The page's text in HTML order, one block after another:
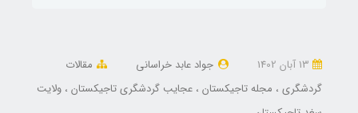
جواد عابد خراسانی
مقالات
گردشگری
مجله تاجیکستان عجایب گردشگری تاجیکستان ولایت